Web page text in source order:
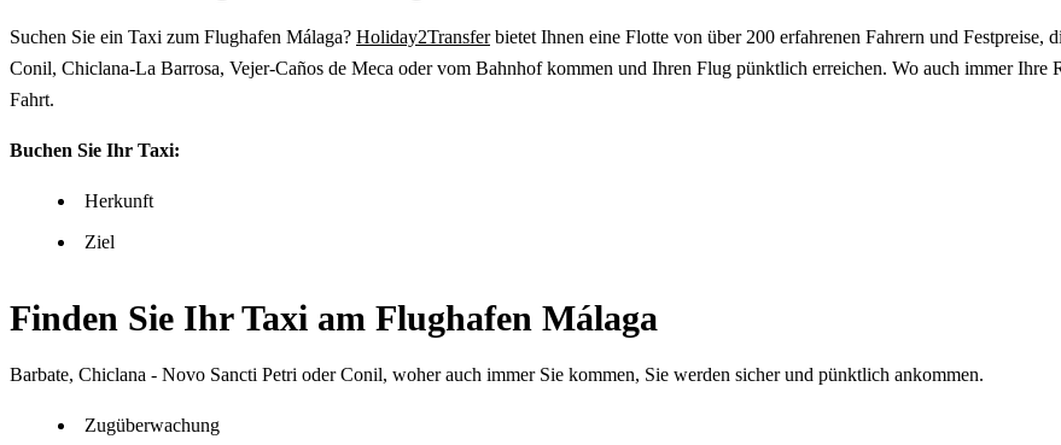
Suchen Sie ein Taxi zum Flughafen Málaga? Holiday2Transferbietet Ihnen eine Flotte von über 200 erfahrenen Fahrern und
Conil, Chiclana-La Barrosa, Vejer-Caños de Meca oder vom Bahnhof kommen und Ihren Flug pünktlich erreichen. Wo auch immer
Fahrt.
Buchen Sie Ihr Taxi:
Herkunft
Ziel
Finden Sie Ihr Taxi am Flughafen Málaga
Barbate, Chiclana - Novo Sancti Petri oder Conil, woher auch immer Sie kommen, Sie werden sicher und pünktlich ankommen.
Zugüberwachung